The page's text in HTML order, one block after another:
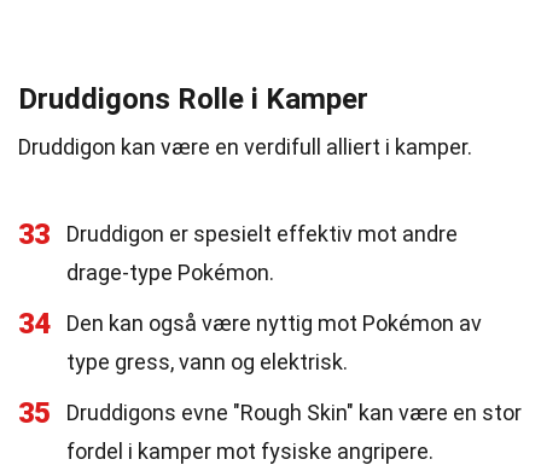
Druddigons Rolle i Kamper
Druddigon kan være en verdifull alliert i kamper.
33
Druddigon er spesielt effektiv mot andre
drage-type Pokémon.
34
Den kan også være nyttig mot Pokémon av
type gress, vann og elektrisk.
35
Druddigons evne "Rough Skin" kan være en stor
fordel i kamper mot fysiske angripere.